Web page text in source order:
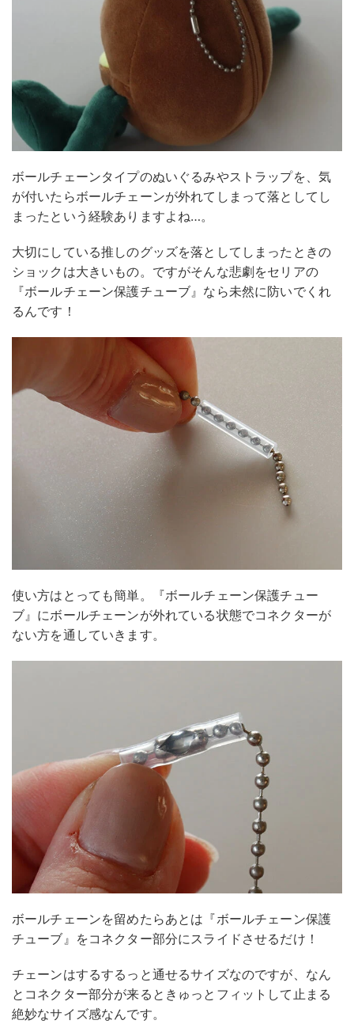
ボールチェーンタイプのぬいぐるみやストラップを、気
が付いたらボールチェーンが外れてしまって落としてし
まったという経験ありますよね…。
大切にしている推しのグッズを落としてしまったときの
ショックは大きいもの。ですがそんな悲劇をセリアの
『ボールチェーン保護チューブ』なら未然に防いでくれ
るんです！
使い方はとっても簡単。『ボールチェーン保護チュー
ブ』にボールチェーンが外れている状態でコネクターが
ない方を通していきます。
ボールチェーンを留めたらあとは『ボールチェーン保護
チューブ』をコネクター部分にスライドさせるだけ！
チェーンはするするっと通せるサイズなのですが、なん
とコネクター部分が来るときゅっとフィットして止まる
絶妙なサイズ感なんです。